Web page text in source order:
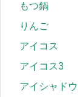
もつ鍋
りんご
アイコス
アイコス3
アイシャドウ